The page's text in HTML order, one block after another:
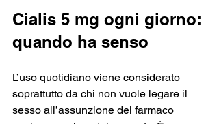
Cialis 5 mg ogni giorno:
quando ha senso
L’uso quotidiano viene considerato
soprattutto da chi non vuole legare il
sesso all’assunzione del farmaco